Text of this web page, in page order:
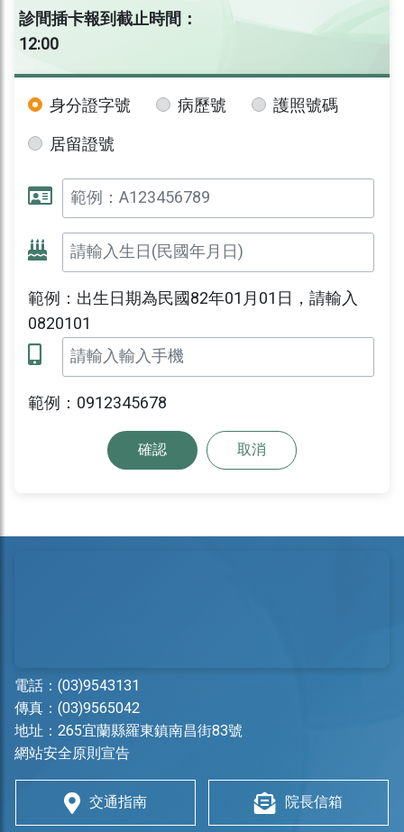
診間插卡報到截止時間：
12:00
身分證字號 病歷號
護照號碼
居留證號
範例：出生日期為民國82年01月01日，請輸入
0820101
範例：0912345678
確認 取消
電話： (03)9543131
傳真：(03)9565042
地址： 265宜蘭縣羅東鎮南昌街83號
網站安全原則宣告
交通指南 院長信箱